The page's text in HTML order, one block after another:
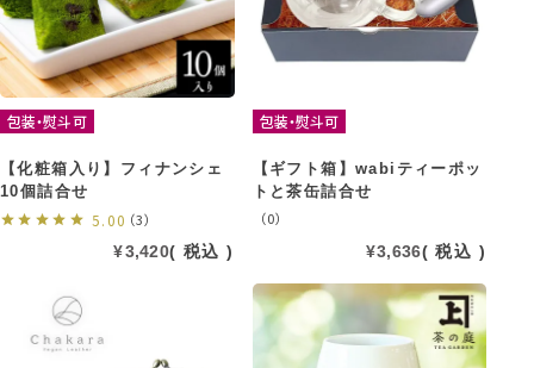
包装・熨斗可
【化粧箱入り】フィナンシェ
10個詰合せ
5.00 （3）
¥3,420 税込
包装・熨斗可
【ギフト箱】wabiティーポッ
トと茶缶詰合せ
（0）
¥3,636 税込